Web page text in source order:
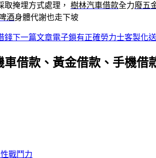
取掩埋方式處理， 樹林汽車借款全力廢五
酒身體代謝也走下坡
錢下一篇文章電子鎖有正確勞力士客製化
借款、黃金借款、手機
戰鬥力